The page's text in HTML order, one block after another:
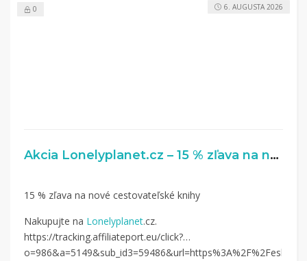
0
Akcia Lonelyplanet.cz – 15 % zľava na nové cestovateľské knihy
15 % zľava na nové cestovateľské knihy
Nakupujte na Lonelyplanet.cz.
https://tracking.affiliateport.eu/click?
6. AUGUSTA 2026